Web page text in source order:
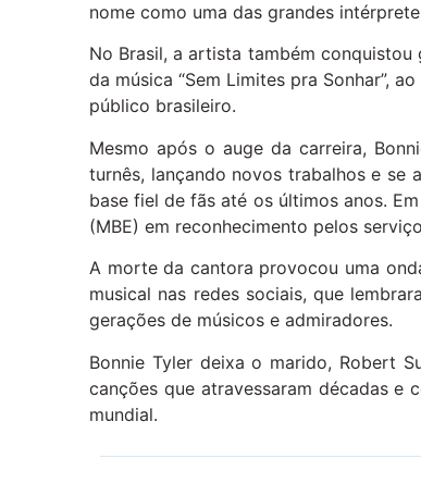
nome como uma das grandes
No Brasil, a artista também conquistou
da música “Sem Limites pra Sonhar”,
público brasileiro.
Mesmo após o auge da carreira,
turnês, lançando novos trabalhos e se
base fiel de fãs até os últimos anos.
(MBE) em reconhecimento pelos
A morte da cantora provocou uma
musical nas redes sociais, que
gerações de músicos e admiradores.
Bonnie Tyler deixa o marido, Robert
canções que atravessaram décadas e
mundial.